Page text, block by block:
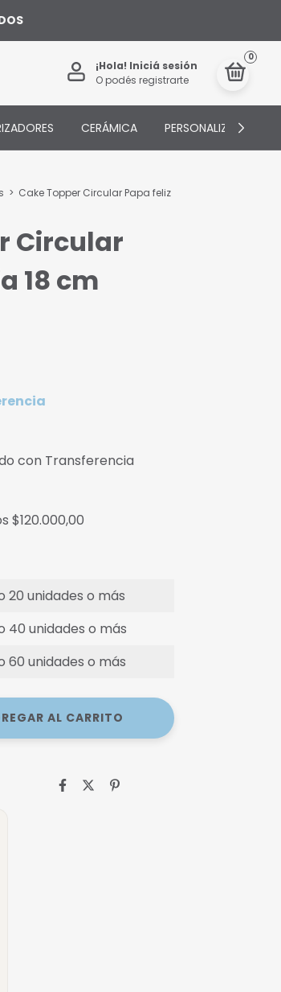
¡Hola! Iniciá sesión
O podés registrarte
0
CERÁMICA PERSONALIZADOS
> Cake Topper Circular Papa feliz
Circular
18 cm
con Transferencia
$120.000,00
20 unidades o más
40 unidades o más
60 unidades o más